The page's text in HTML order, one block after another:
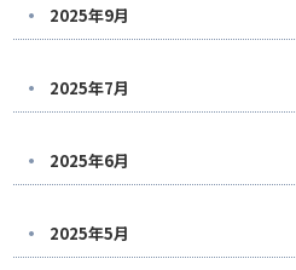
2025年9月
2025年7月
2025年6月
2025年5月